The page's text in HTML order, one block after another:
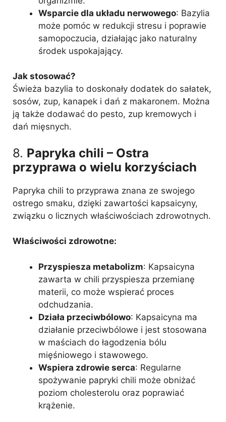
Wsparcie dla układu nerwowego: Bazylia
może pomóc w redukcji stresu i poprawie
samopoczucia, działając jako naturalny
środek uspokajający.
Jak stosować?
Świeża bazylia to doskonały dodatek do sałatek,
sosów, zup, kanapek i dań z makaronem. Można
ją także dodawać do pesto, zup kremowych i
dań mięsnych.
8. Papryka chili – Ostra
przyprawa o wielu korzyściach
Papryka chili to przyprawa znana ze swojego
ostrego smaku, dzięki zawartości kapsaicyny,
związku o licznych właściwościach zdrowotnych.
Właściwości zdrowotne:
Przyspiesza metabolizm: Kapsaicyna
zawarta w chili przyspiesza przemianę
materii, co może wspierać proces
odchudzania.
Działa przeciwbólowo: Kapsaicyna ma
działanie przeciwbólowe i jest stosowana
w maściach do łagodzenia bólu
mięśniowego i stawowego.
Wspiera zdrowie serca: Regularne
spożywanie papryki chili może obniżać
poziom cholesterolu oraz poprawiać
krążenie.